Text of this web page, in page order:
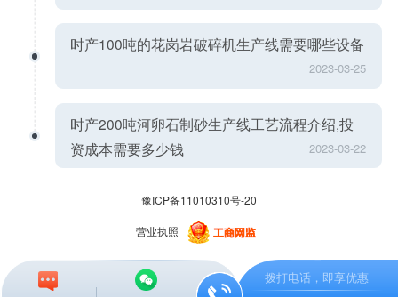
时产100吨的花岗岩破碎机生产线需要哪些设备
2023-03-25
时产200吨河卵石制砂生产线工艺流程介绍,投
资成本需要多少钱
2023-03-22
豫ICP备11010310号-20
营业执照
拨打电话，即享优惠